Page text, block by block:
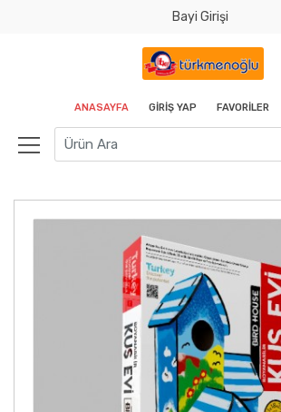
Bayi Girişi
ANASAYFA GIRIŞ YAP FAVORILER